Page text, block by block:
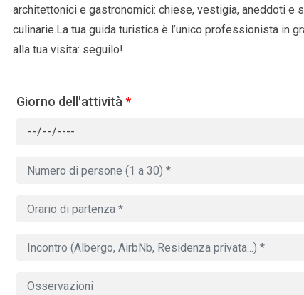
architettonici e gastronomici: chiese, vestigia, aneddoti e
culinarie.La tua guida turistica è l’unico professionista in
alla tua visita: seguilo!
Giorno dell'attività *